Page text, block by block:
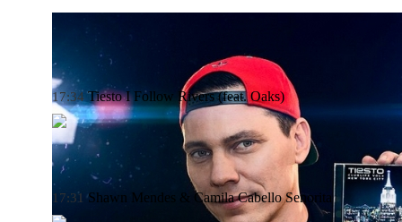
17:34 Tiesto I Follow Rivers (feat. Oaks)
17:31 Shawn Mendes & Camila Cabello Senorita